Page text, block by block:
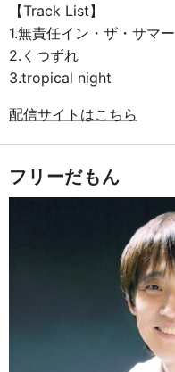
【Track List】
1.無責任イン・ザ・サマー
2.くつずれ
3.tropical night
配信サイトはこちら
フリーだもん